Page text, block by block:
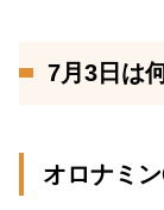
7月3日は
オロナミン